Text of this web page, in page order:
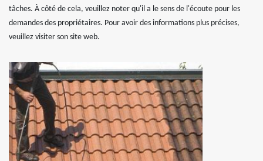
tâches. À côté de cela, veuillez noter qu'il a le sens de l'écoute pour les
demandes des propriétaires. Pour avoir des informations plus précises,
veuillez visiter son site web.